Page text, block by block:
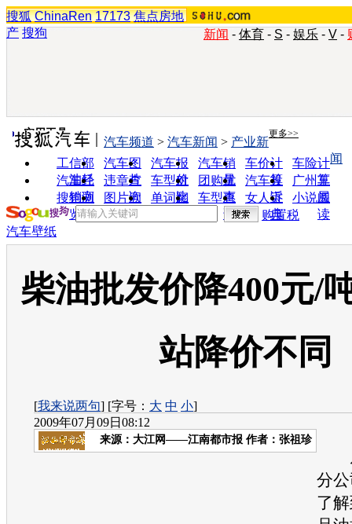
搜狐 ChinaRen 17173 焦点房地
产 搜狗 新闻 - 体育 - S - 娱乐 - V -
实用工具 更多>>
工信部
油耗
汽车图
片
汽车报
价
汽车销
量
车价计
算
车险计
算
汽车经
销商
违章查
询
车型对
比
团购优
惠
汽车投
诉
广州车
展
搜狗浏
览器
图片欣
赏
单词翻
车型查
询
女人宝
典
小说阅
读
汽车频道 > 汽车新闻 > 产业新
闻
购置税
汽车壁纸
柴油批发价降400元/
站降价不同
[我来说两句] [字号： 大 中 小]
2009年07月09日08:12
来源： 大江网——江南都市报 作者：张祖珍
从
分
了